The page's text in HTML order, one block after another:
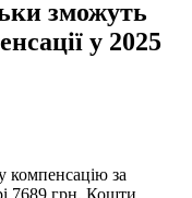
зможуть
у 2025
компенсацію за
7689 грн. Кошти